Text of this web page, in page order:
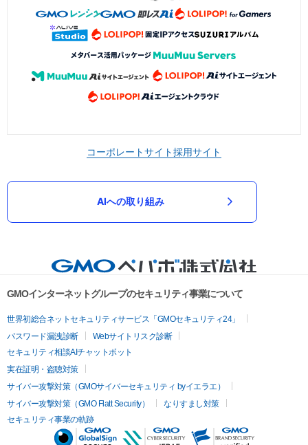
コーポレートサイト採用サイト
AIへの取り組み
GMOインターネットグループのセキュリティ事業について
世界初総合ネットセキュリティサービス「GMOセキュリティ24」
パスワード漏洩診断
Webサイトリスク診断
セキュリティ相談AIチャットボット
実在証明・盗聴対策
サイバー攻撃対策（GMOサイバーセキュリティ byイエラエ）
サイバー攻撃対策（GMO Flatt Security）
なりすまし対策
セキュリティ事業の軌跡